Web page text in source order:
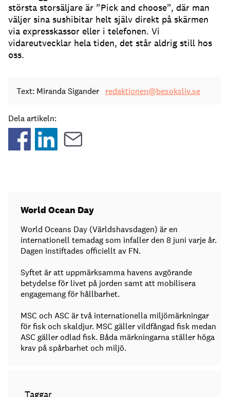
största storsäljare är ”Pick and choose”, där man
väljer sina sushibitar helt själv direkt på skärmen
via expresskassor eller i telefonen. Vi
vidareutvecklar hela tiden, det står aldrig still hos
oss.
Text: Miranda Sigander redaktionen@besoksliv.se
Dela artikeln:
World Ocean Day
World Oceans Day (Världshavsdagen) är en
internationell temadag som infaller den 8 juni varje år.
Dagen instiftades officiellt av FN.
Syftet är att uppmärksamma havens avgörande
betydelse för livet på jorden samt att mobilisera
engagemang för hållbarhet.
MSC och ASC är två internationella miljömärkningar
för fisk och skaldjur. MSC gäller vildfångad fisk medan
ASC gäller odlad fisk. Båda märkningarna ställer höga
krav på spårbarhet och miljö.
Taggar